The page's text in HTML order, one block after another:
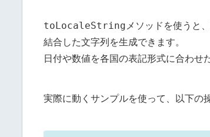
toLocaleString メソッドを使うと
結合した文字列を生成できます。
日付や数値を各国の表記形式に合わせ
実際に動くサンプルを使って、以下の